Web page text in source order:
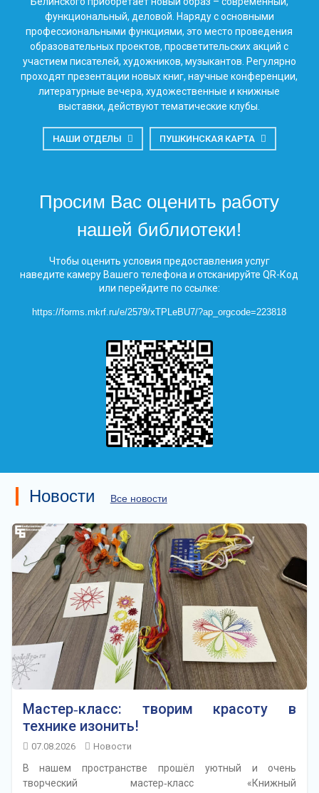
функциональный, деловой. Наряду с основными
профессиональными функциями, это место проведения
образовательных проектов, просветительских акций с
участием писателей, художников, музыкантов. Регулярно
проходят презентации новых книг, научные конференции,
литературные вечера, художественные и книжные
выставки, действуют тематические клубы.
НАШИ ОТДЕЛЫ ПУШКИНСКАЯ КАРТА
Просим Вас оценить работу
нашей библиотеки!
Чтобы оценить условия предоставления услуг
наведите камеру Вашего телефона и отсканируйте QR-Код
или перейдите по ссылке:
https://forms.mkrf.ru/e/2579/xTPLeBU7/?ap_orgcode=223818
Новости Все новости
Мастер‑класс: творим красоту в
технике изонить!
07.08.2026 Новости
В нашем пространстве прошёл уютный и очень
творческий мастер‑класс «Книжный